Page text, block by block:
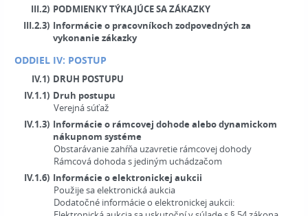
III.2) PODMIENKY TÝKAJÚCE SA ZÁKAZKY
III.2.3) Informácie o pracovníkoch zodpovedných za
vykonanie zákazky
ODDIEL IV: POSTUP
IV.1) DRUH POSTUPU
IV.1.1) Druh postupu
Verejná súťaž
IV.1.3) Informácie o rámcovej dohode alebo dynamickom
nákupnom systéme
Obstarávanie zahŕňa uzavretie rámcovej dohody
Rámcová dohoda s jediným uchádzačom
IV.1.6) Informácie o elektronickej aukcii
Použije sa elektronická aukcia
Dodatočné informácie o elektronickej aukcii: